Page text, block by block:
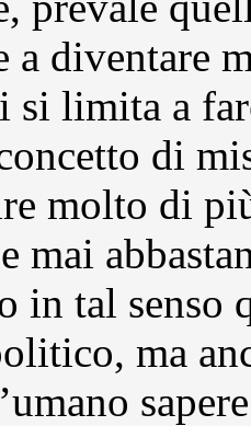
a diventare
si limita a
di
molto di
mai
in tal senso
ma